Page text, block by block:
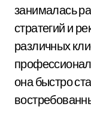
занималась
стратегий и
различных
она быстро